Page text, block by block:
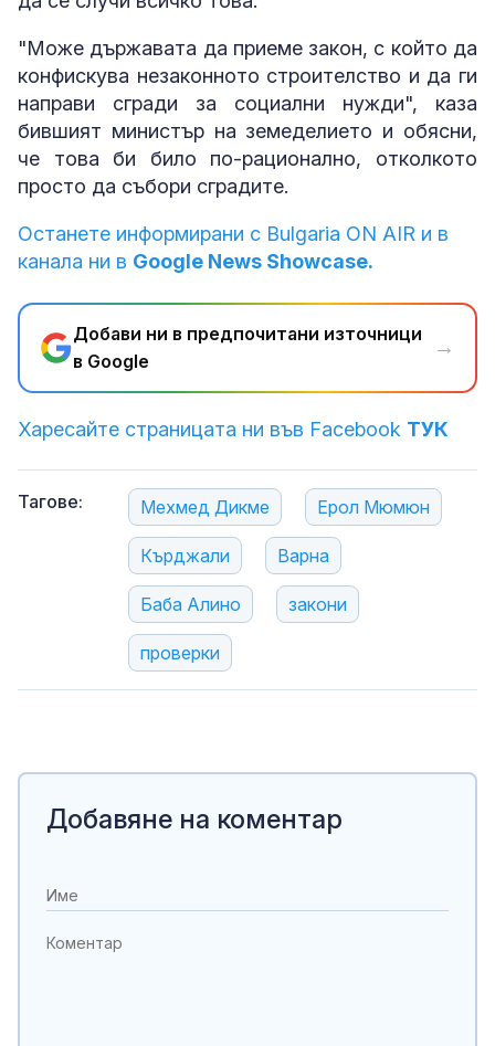
"Може държавата да приеме закон, с който да
конфискува незаконното строителство и да ги
направи сгради за социални нужди", каза
бившият министър на земеделието и обясни,
че това би било по-рационално, отколкото
просто да събори сградите.
Останете информирани с Bulgaria ON AIR и в
канала ни в Google News Showcase.
Добави ни в предпочитани източници
в Google
→
Харесайте страницата ни във Facebook ТУК
Тагове: Мехмед Дикме Ерол Мюмюн
Кърджали Варна
Баба Алино закони
проверки
Добавяне на коментар